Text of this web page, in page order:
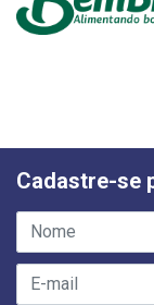
Cadastre-se